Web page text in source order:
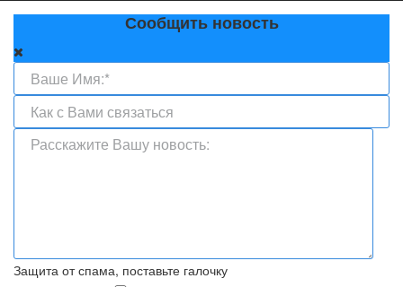
Сообщить новость
Защита от спама, поставьте галочку